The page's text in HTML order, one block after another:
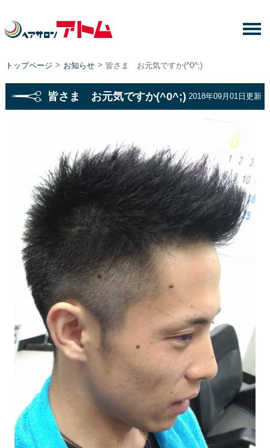
トップページ > お知らせ > 皆さま お元気ですか(^0^;)
皆さま お元気ですか(^0^;) 2018年09月01日更新